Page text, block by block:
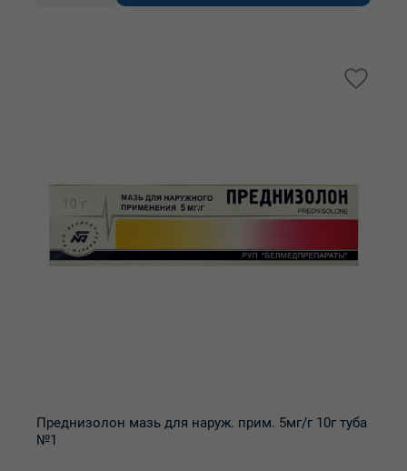
Преднизолон мазь для наруж. прим. 5мг/г 10г туба
№1